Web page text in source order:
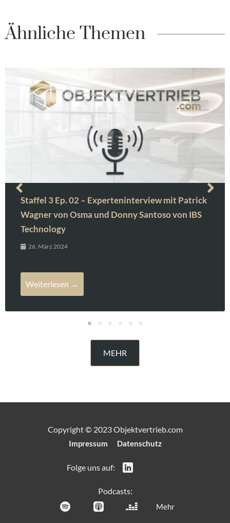
Ähnliche Themen
Staffel 3 Ep. 02 – Experteninterview mit Patrick
Wagner von Osma und Donny Santoso von IBS
Technology
26. März 2024
Weiterlesen →
MEHR
Copyright © 2023 Objektvertrieb.com
Impressum Datenschutz
Folge uns auf:
Podcasts:
Mehr